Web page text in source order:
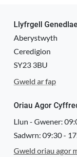
Llyfrgell
Aberystwyth
Ceredigion
SY23 3BU
Gweld ar fap
Oriau Agor
Llun - Gwener:
Sadwrn: 09:30-
Gweld oriau agor